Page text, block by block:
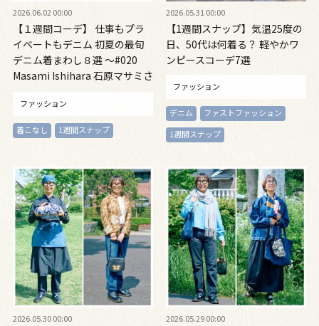
2026.06.02 00:00
【１週間コーデ】 仕事もプラ
イベートもデニム 初夏の最旬
デニム着まわし８選 ～#020
Masami Ishihara 石原マサミさ
ファッション
着こなし 1週間スナップ
2026.05.31 00:00
【1週間スナップ】気温25度の
日、50代は何着る？ 軽やかワ
ンピースコーデ7選
ファッション
デニム
ファストファッション
1週間スナップ
2026.05.30 00:00 2026.05.29 00:00